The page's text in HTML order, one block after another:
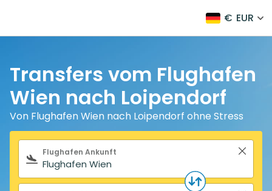
€ EUR
Transfers vom Flughafen
Wien nach Loipendorf
Von Flughafen Wien nach Loipendorf ohne Stress
Suchformular
Flughafen Ankunft